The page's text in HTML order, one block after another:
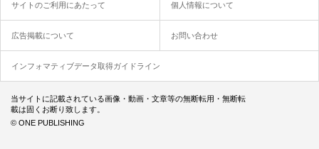
LIVE DVD／Blu-ray『UNORDER』
2021年1月13日（水）発売
初回限定盤 Blu-ray（DISC＋特製チャーム）
サイトのご利用にあたって 個人情報について
広告掲載について お問い合わせ
インフォマティブデータ取得ガイドライン
当サイトに記載されている画像・動画・文章等の無断転用・無断転
載は固くお断り致します。
© ONE PUBLISHING